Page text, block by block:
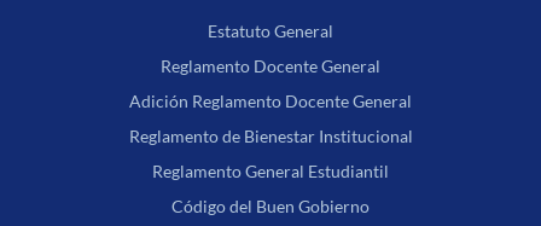
Estatuto General
Reglamento Docente General
Adición Reglamento Docente General
Reglamento de Bienestar Institucional
Reglamento General Estudiantil
Código del Buen Gobierno